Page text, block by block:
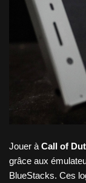
Jouer à Call of
grâce aux
BlueStacks. Ces